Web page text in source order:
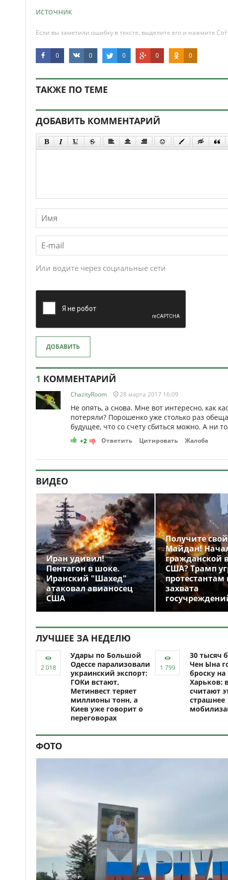
источник
Если вы заметили ошибку в тексте, выделите его и нажмите
0 0 0 0 0
ТАКЖЕ ПО ТЕМЕ
ДОБАВИТЬ КОММЕНТАРИЙ
Или водите через социальные сети
ДОБАВИТЬ
1 КОММЕНТАРИЙ
ChazityRoom 28 марта 2017 16:09
Не опять, а снова. Мне вот интересно, как
потеряли? Порошенко уже столько раз
будущее, что со счету сбиться можно. А ни
+2 Ответить Цитировать Жалоба
ВИДЕО
Иран удивил!
Пентагон в шоке.
Иранский "Шахед"
атаковал авианосец
США
Получите свой
Майдан!
гражданской
США? Трамп
протестантам
захвата
ЛУЧШЕЕ ЗА НЕДЕЛЮ
Удары по Большой
Одессе парализовали
украинский экспорт:
ГОКи встают,
Метинвест теряет
миллионы тонн, а
Киев уже говорит о
переговорах
30 тысяч
Чен Ына
броску
Харьков:
считают
страшнее
ФОТО